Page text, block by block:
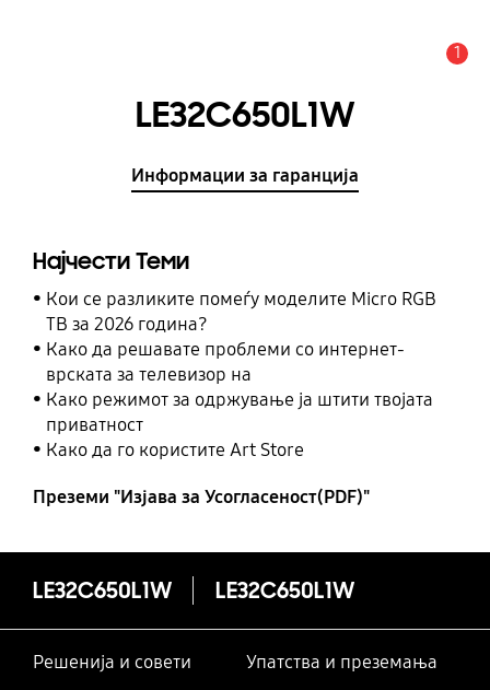
1
LE32C650L1W
Информации за гаранција
Најчести Теми
Кои се разликите помеѓу моделите Micro RGB
ТВ за 2026 година?
Како да решавате проблеми со интернет-
врската за телевизор на
Како режимот за одржување ја штити твојата
приватност
Како да го користите Art Store
Преземи "Изјава за Усогласеност(PDF)"
LE32C650L1W LE32C650L1W
Решенија и совети Упатства и преземања